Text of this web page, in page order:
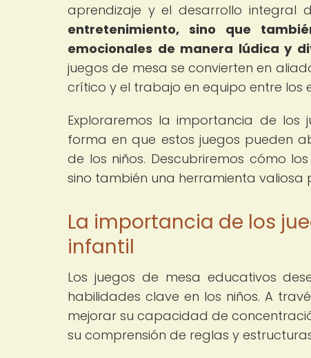
aprendizaje y el desarrollo integral
entretenimiento, sino que
emocionales de manera lúdica y
juegos de mesa se convierten en
crítico y el trabajo en equipo entre los
Exploraremos la importancia de
forma en que estos juegos pueden
de los niños. Descubriremos cómo
sino también una herramienta
La importancia de los
infantil
Los juegos de mesa educativos
habilidades clave en los niños. A
mejorar su capacidad de
su comprensión de reglas y